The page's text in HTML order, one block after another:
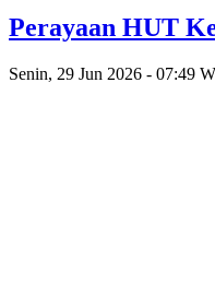
Perayaan HUT
Senin, 29 Jun 2026 - 07:49